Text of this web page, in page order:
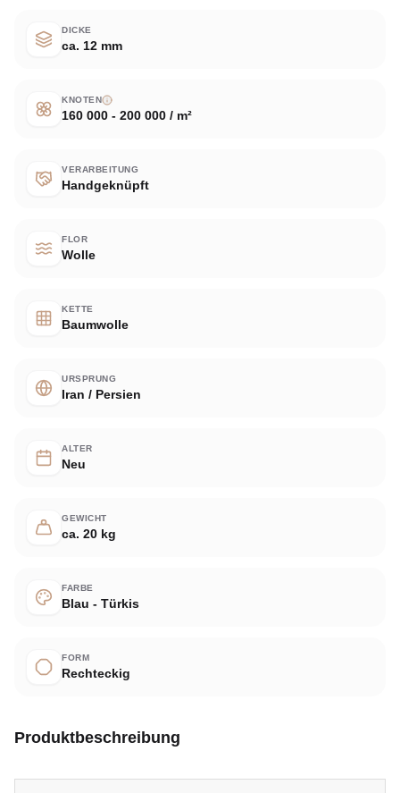
DICKE
ca. 12 mm
KNOTEN
160 000 - 200 000 / m²
VERARBEITUNG
Handgeknüpft
FLOR
Wolle
KETTE
Baumwolle
URSPRUNG
Iran / Persien
ALTER
Neu
GEWICHT
ca. 20 kg
FARBE
Blau - Türkis
FORM
Rechteckig
Produktbeschreibung